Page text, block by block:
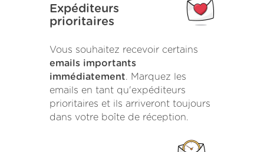
Expéditeurs
prioritaires
Vous souhaitez recevoir certains
emails importants
immédiatement. Marquez les
emails en tant qu'expéditeurs
prioritaires et ils arriveront toujours
dans votre boîte de réception.